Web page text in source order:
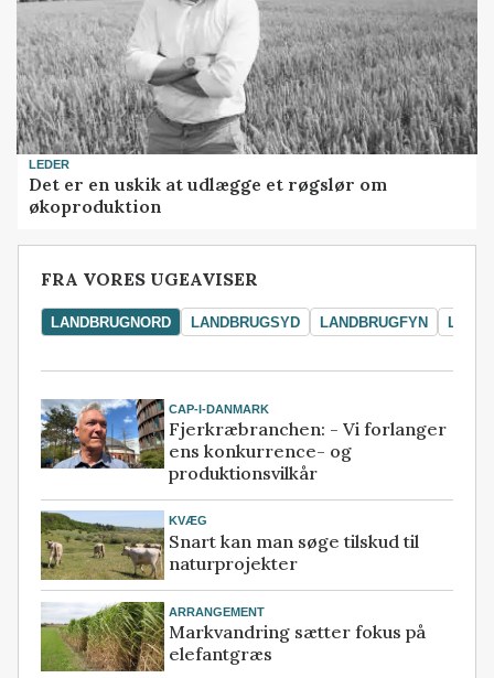
LEDER
Det er en uskik at udlægge et røgslør om
økoproduktion
FRA VORES UGEAVISER
LANDBRUGNORD LANDBRUGSYD LANDBRUGFYN
CAP-I-DANMARK
Fjerkræbranchen: - Vi forlanger
ens konkurrence- og
produktionsvilkår
KVÆG
Snart kan man søge tilskud til
naturprojekter
ARRANGEMENT
Markvandring sætter fokus på
elefantgræs